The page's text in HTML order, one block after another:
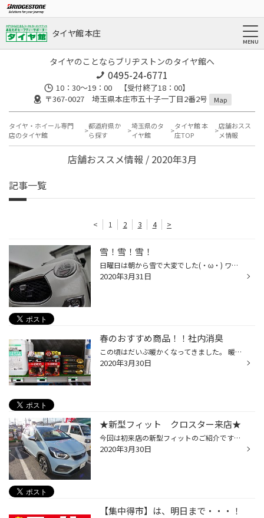
タイヤ館 本庄
タイヤのことならブリヂストンのタイヤ館へ
0495-24-6771
10：30～19：00 【受付終了18：00】
〒367-0027 埼玉県本庄市五十子一丁目2番2号
Map
タイヤ・ホイール専門
店のタイヤ館
都道府県か
ら探す
埼玉県のタ
イヤ館
タイヤ館 本
庄TOP
店舗おスス
メ情報
店舗おススメ情報 / 2020年3月
記事一覧
< 1 2 3 4 >
雪！雪！雪！
日曜日は朝から雪で大変でした(・ω・) ワタクシは既に夏タイヤに履き替えていましたのでビクビクしながら早めに出勤… 積もらないか心配でしたが午後には雨に変わり雪も残らなかったので事なきを得ました( ;∀;) 何気なく結構良い写真が撮れたと思ったので掲載しておきます
2020年3月31日
春のおすすめ商品！！社内消臭
この頃はだいぶ暖かくなってきました。 暖かくなるとちょっと出かけたくなったりしたい気分にもなりますよね。 車で出かけたときちょっと気になるのが・・・ 「臭い」ですよね。 そんなにおいをドライブ前にリフレッシュしてみませんか？ タイヤ館本庄ではそんなあなたにぴったりの商品をご用意しま...
2020年3月30日
★新型フィット クロスター来店★
今回は初来店の新型フィットのご紹介です！ 久しぶりにフルモデルチェンジされた今回のフィットは バリエーションが5種類ほどありそれぞれにガソリンとハイブリッドが ありますが、やはり時代の流れにより少し高くてもハイブリッドの方が 売れてるみたいですね！こちらはハイブリッドのクロスターと...
2020年3月30日
【集中得市】は、明日まで・・・！